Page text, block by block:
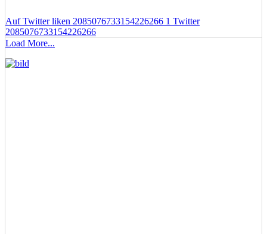
Auf Twitter liken 2085076733154226266 1 Twitter
2085076733154226266
Load More...